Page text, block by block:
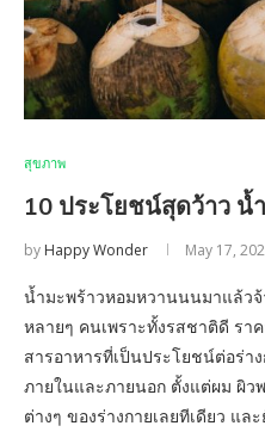
สุขภาพ
10 ประโยชน์สุดว้าว น้
by Happy Wonder May 17,
น้ำมะพร้าวหอมหวานนนมาแล้วจ้
หลายๆ คนเพราะทั้งรสชาติดี รา
สารอาหารที่เป็นประโยชน์ต่อร่า
ภายในและภายนอก ตั้งแต่ผม ผิ
ต่างๆ ของร่างกายเลยทีเดียว แ